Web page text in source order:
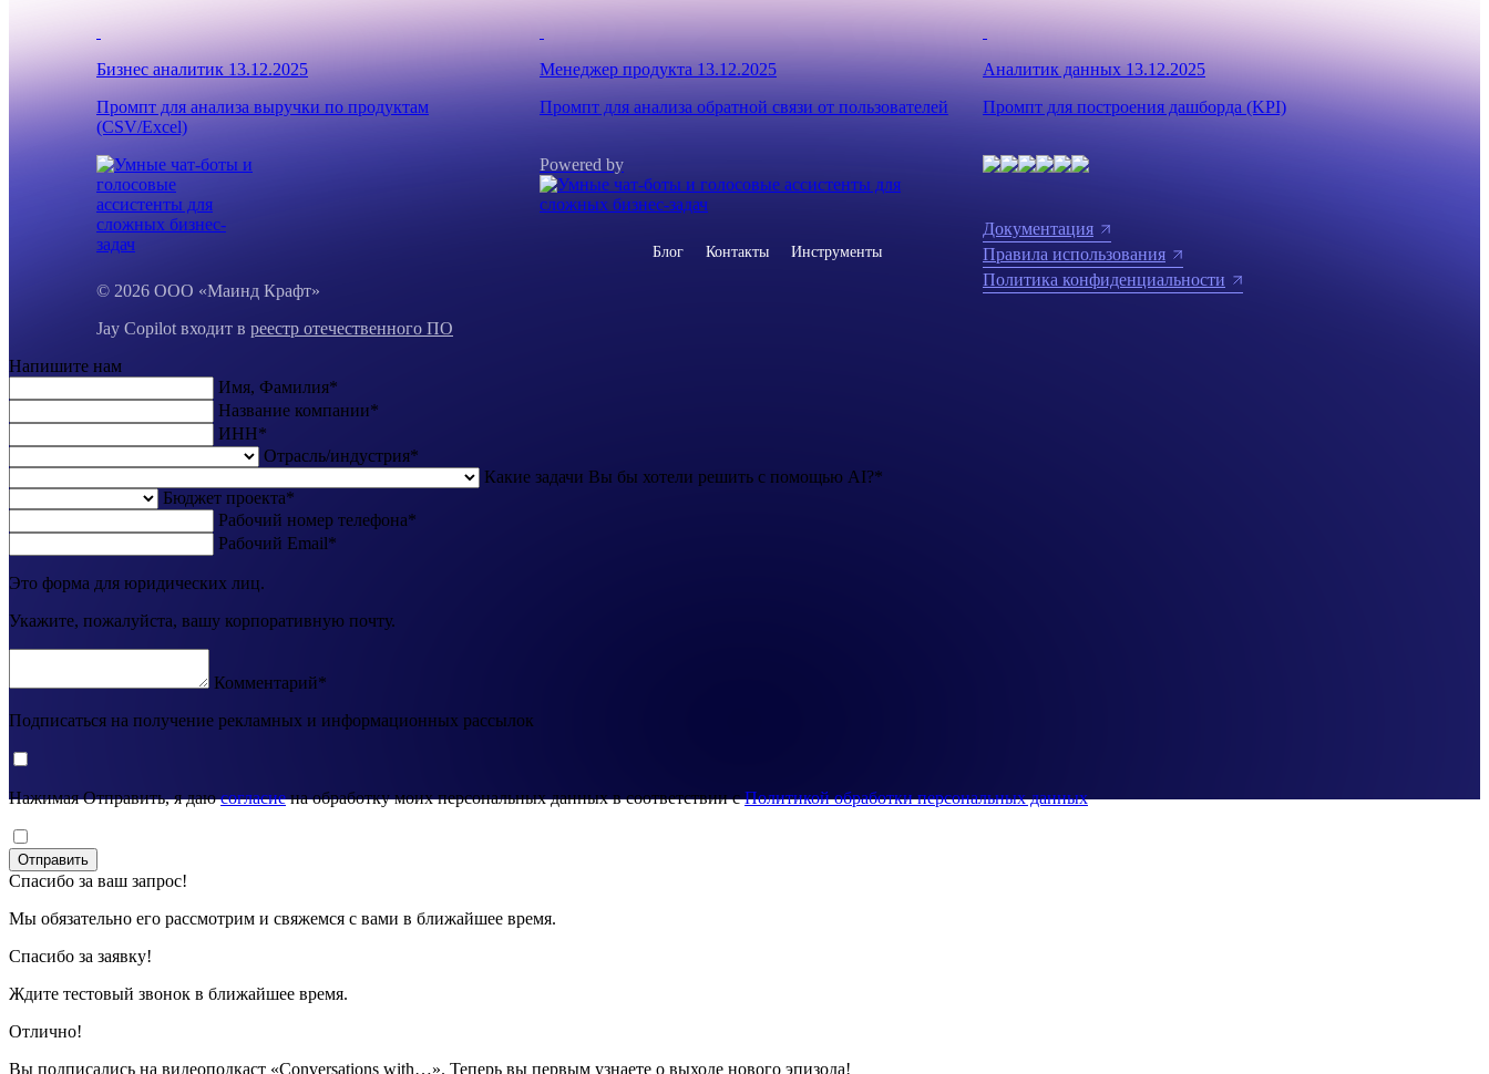
Бизнес аналитик 13.12.2025
Промпт для анализа выручки по продуктам
(CSV/Excel)
Менеджер продукта 13.12.2025
Промпт для анализа обратной связи от пользователей
Аналитик данных 13.12.2025
Промпт для построения дашборда (KPI)
© 2026 ООО «Маинд Крафт»
Jay Copilot входит в реестр отечественного ПО
Powered by
Блог Контакты Инструменты
Документация
Правила использования
Политика конфиденциальности
Напишите нам
Имя, Фамилия*
Название компании*
ИНН*
Отрасль/индустрия*
Какие задачи Вы бы хотели решить с помощью AI?*
Бюджет проекта*
Рабочий номер телефона*
Рабочий Email*
Это форма для юридических лиц.
Укажите, пожалуйста, вашу корпоративную почту.
Комментарий*
Подписаться на получение рекламных и информационных рассылок
Нажимая Отправить, я даюсогласиена обработку моих персональных данных в соответствии сПолитикой обработки персональных данных
Отправить
Спасибо за ваш запрос!
Мы обязательно его рассмотрим и свяжемся с вами в ближайшее время.
Спасибо за заявку!
Ждите тестовый звонок в ближайшее время.
Отлично!
Вы подписались на видеоподкаст «Conversations with…». Теперь вы первым узнаете о выходе нового эпизода!